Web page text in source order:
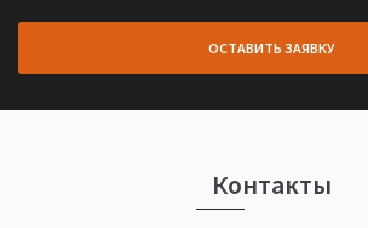
ОСТАВИТЬ ЗАЯВКУ
Контакты